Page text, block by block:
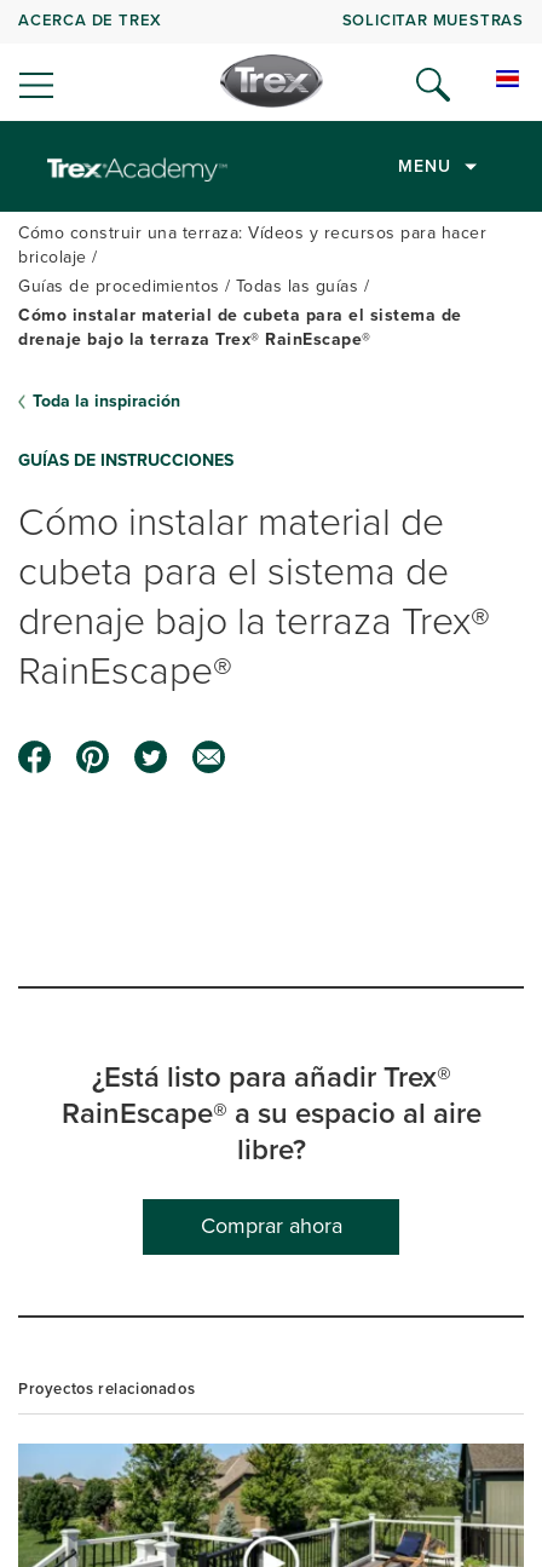
ACERCA DE TREX SOLICITAR MUESTRAS
MENU
Cómo construir una terraza: Vídeos y recursos para hacer
bricolaje
Guías de procedimientos
Todas las guías
Cómo instalar material de cubeta para el sistema de
drenaje bajo la terraza Trex® RainEscape®
Toda la inspiración
GUÍAS DE INSTRUCCIONES
Cómo instalar material de
cubeta para el sistema de
drenaje bajo la terraza Trex®
RainEscape®
¿Está listo para añadir Trex®
RainEscape® a su espacio al aire
libre?
Comprar ahora
Proyectos relacionados